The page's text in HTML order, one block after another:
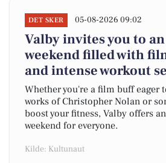
DET SKER 05-08-2026 09:02
Valby invites you to
weekend filled with
and intense workout
Whether you're a film buff eager
works of Christopher Nolan or
boost your fitness, Valby offers
weekend for everyone.
Kilde: Kultunaut